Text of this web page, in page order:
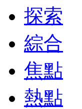
探索
綜合
焦點
熱點